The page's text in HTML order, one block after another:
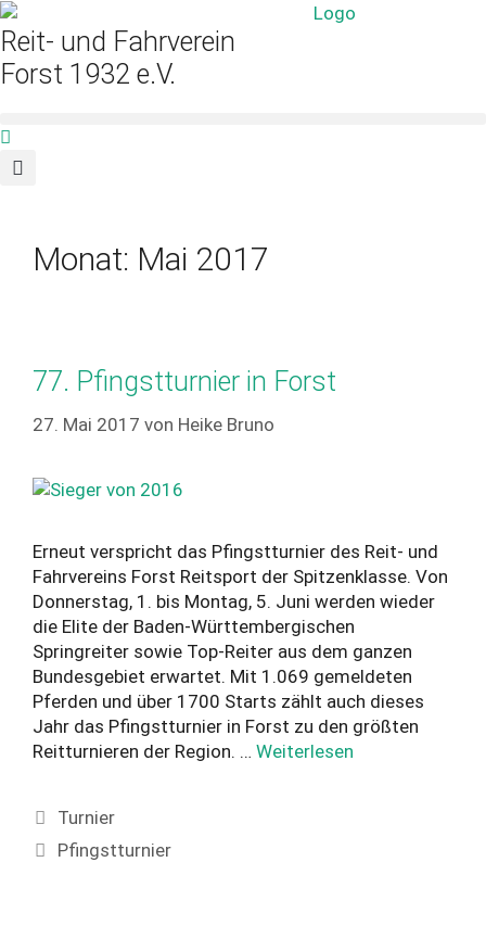
Zum
Inhalt
springen
Reit- und Fahrverein
Forst 1932 e.V.
Monat: Mai 2017
77. Pfingstturnier in Forst
27. Mai 2017 von Heike Bruno
Erneut verspricht das Pfingstturnier des Reit- und
Fahrvereins Forst Reitsport der Spitzenklasse. Von
Donnerstag, 1. bis Montag, 5. Juni werden wieder
die Elite der Baden-Württembergischen
Springreiter sowie Top-Reiter aus dem ganzen
Bundesgebiet erwartet. Mit 1.069 gemeldeten
Pferden und über 1700 Starts zählt auch dieses
Jahr das Pfingstturnier in Forst zu den größten
Reitturnieren der Region. … Weiterlesen
Kategorien
Turnier
Schlagwörter
Pfingstturnier